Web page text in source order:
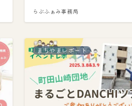
らぶふぁみ事務局
まちやまレポート